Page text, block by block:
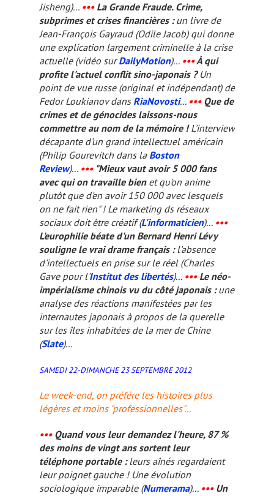
Jisheng)... ••• La Grande Fraude. Crime,
subprimes et crises financières:un livre de
Jean-François Gayraud (Odile Jacob) qui donne
une explication largement criminelle à la crise
actuelle (vidéo surDailyMotion)... •••À qui
profite l'actuel conflit sino-japonais ?Un
point de vue russe (original et indépendant) de
Fedor Loukianov dans RiaNovosti... •••Que de
crimes et de génocides laissons-nous
commettre au nom de la mémoire !L'interview
décapante d'un grand intellectuel américain
(Philip Gourevitch dans la Boston
Review)... •••"Mieux vaut avoir 5 000 fans
avec qui on travaille bien et qu'on anime
plutôt que d'en avoir 150 000 avec lesquels
on ne fait rien" ! Le marketing ds réseaux
sociaux doit être créatif (L'informaticien)... •••
L'europhilie béate d'un Bernard Henri Lévy
souligne le vrai drame français :l'absence
d'intellectuels en prise sur le réel (Charles
Gave pour l'Institut des libertés)... •••Le néo-
impérialisme chinois vu du côté japonais :une
analyse des réactions manifestées par les
internautes japonais à propos de la querelle
sur les îles inhabitées de la mer de Chine
(Slate)...
SAMEDI 22-DIMANCHE 23 SEPTEMBRE 2012
Le week-end, on préfère les histoires plus
légères et moins "professionnelles"...
•••Quand vous leur demandez l'heure, 87 %
des moins de vingt ans sortent leur
téléphone portable :leurs aînés regardaient
leur poignet gauche ! Une évolution
sociologique imparable (Numerama)... •••Un